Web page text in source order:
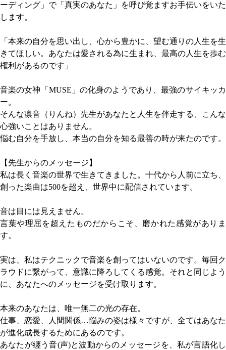
ーディング」で「真実のあなた」を呼び覚ますお手伝いをいた
します。
「本来の自分を思い出し、心から豊かに、望む通りの人生を生
きてほしい。あなたは愛される為に生まれ、最高の人生を歩む
権利があるのです」
音楽の女神「MUSE」の化身のようであり、最強のサイキッカ
ー。
そんな凛音（りんね）先生があなたと人生を伴走する、こんな
心強いことはありません。
悩む自分を手放し、本当の自分を知る最善の時が来たのです。
【先生からのメッセージ】
私は長く音楽の世界で生きてきました。十代から人前に立ち、
創った楽曲は500を超え、世界中に配信されています。
音は目には見えません。
言葉や理屈を超えたものだからこそ、磨かれた感覚がありま
す。
実は、私はテクニックで音楽を創ってはいないのです。毎回ク
ラウドに繋がって、意識に降ろしてくる感覚。それと同じよう
に、あなたへのメッセージを受け取ります。
本来のあなたは、唯一無二の光の存在。
仕事、恋愛、人間関係…悩みの姿は様々ですが、全てはあなた
が進化成長するためにあるのです。
あなたが纏う音(声)と波動からのメッセージを、私が言語化し